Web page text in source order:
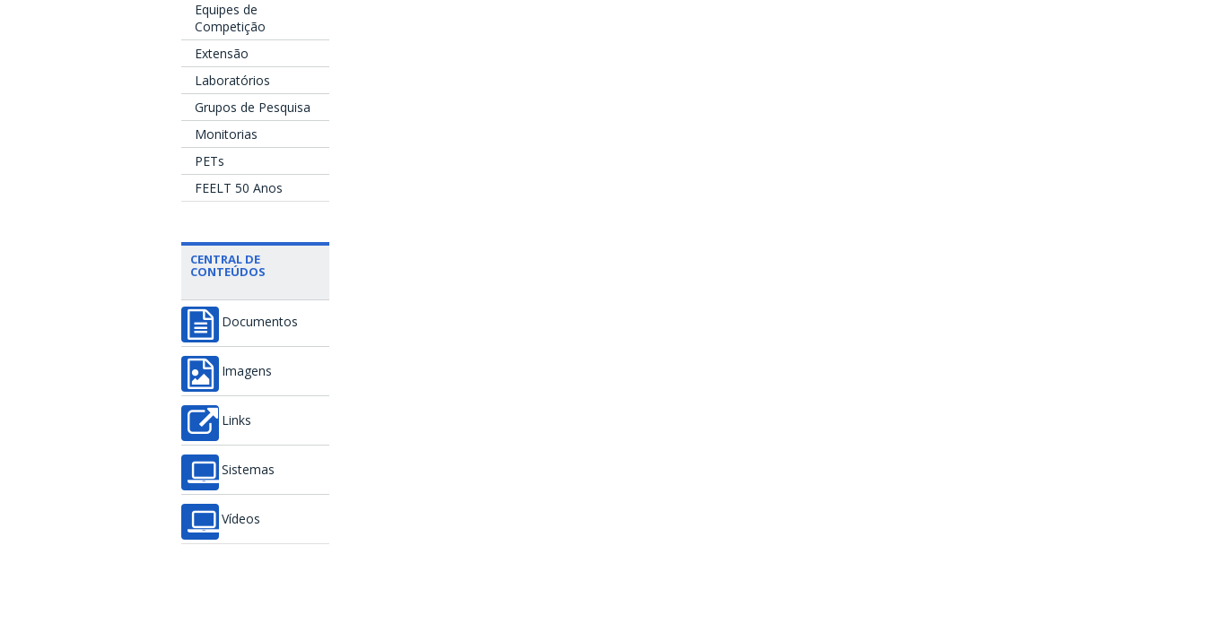
Equipes de
Competição
Extensão
Laboratórios
Grupos de Pesquisa
Monitorias
PETs
FEELT 50 Anos
CENTRAL DE
CONTEÚDOS
Documentos
Imagens
Links
Sistemas
Vídeos